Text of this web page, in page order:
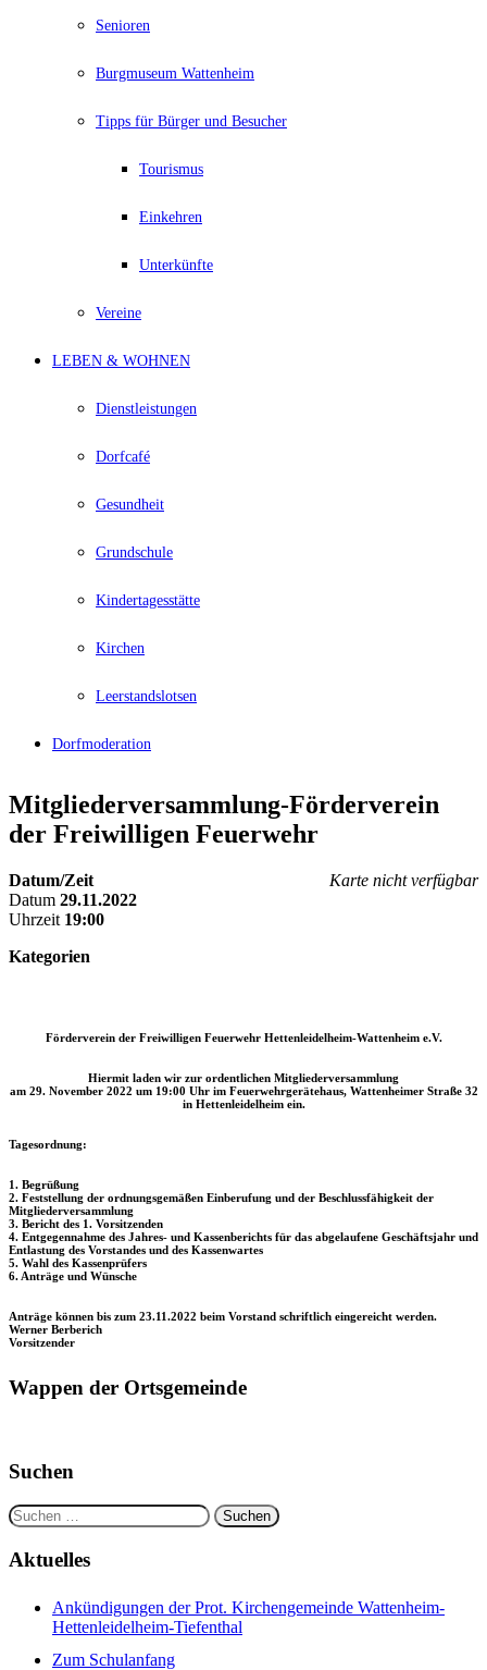
Senioren
Burgmuseum Wattenheim
Tipps für Bürger und Besucher
Tourismus
Einkehren
Unterkünfte
Vereine
LEBEN & WOHNEN
Dienstleistungen
Dorfcafé
Gesundheit
Grundschule
Kindertagesstätte
Kirchen
Leerstandslotsen
Dorfmoderation
Mitgliederversammlung-Förderverein
der Freiwilligen Feuerwehr
Karte nicht verfügbar
Datum/Zeit
Datum 29.11.2022
Uhrzeit 19:00
Kategorien
Förderverein der Freiwilligen Feuerwehr Hettenleidelheim-Wattenheim e.V.
Hiermit laden wir zur ordentlichen Mitgliederversammlung
am 29. November 2022 um 19:00 Uhr im Feuerwehrgerätehaus, Wattenheimer Straße 32
in Hettenleidelheim ein.
Tagesordnung:
1. Begrüßung
2. Feststellung der ordnungsgemäßen Einberufung und der Beschlussfähigkeit der
Mitgliederversammlung
3. Bericht des 1. Vorsitzenden
4. Entgegennahme des Jahres- und Kassenberichts für das abgelaufene Geschäftsjahr und
Entlastung des Vorstandes und des Kassenwartes
5. Wahl des Kassenprüfers
6. Anträge und Wünsche
Anträge können bis zum 23.11.2022 beim Vorstand schriftlich eingereicht werden.
Werner Berberich
Vorsitzender
Wappen der Ortsgemeinde
Suchen
Suchen
nach:
Aktuelles
Ankündigungen der Prot. Kirchengemeinde Wattenheim-
Hettenleidelheim-Tiefenthal
Zum Schulanfang